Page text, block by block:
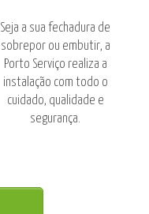
Seja a sua fechadura de
sobrepor ou embutir, a
Porto Serviço realiza a
instalação com todo o
cuidado, qualidade e
segurança.